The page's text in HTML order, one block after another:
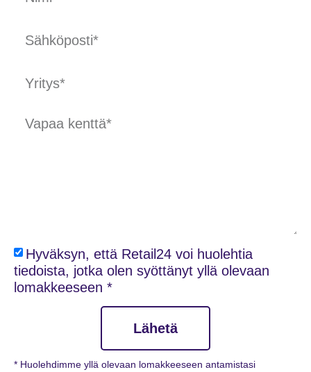
Hyväksyn, että Retail24 voi huolehtia
tiedoista, jotka olen syöttänyt yllä olevaan
lomakkeeseen *
Lähetä
* Huolehdimme yllä olevaan lomakkeeseen antamistasi